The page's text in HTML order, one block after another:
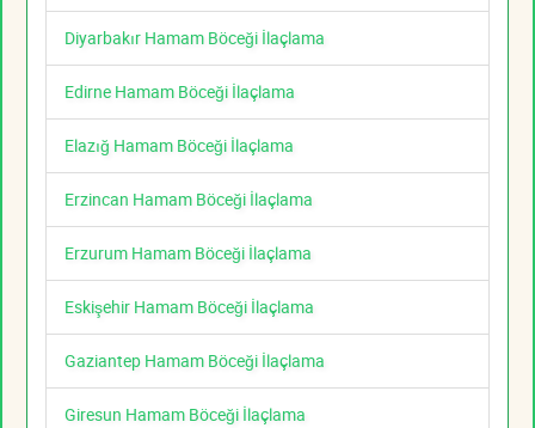
Diyarbakır Hamam Böceği İlaçlama
Edirne Hamam Böceği İlaçlama
Elazığ Hamam Böceği İlaçlama
Erzincan Hamam Böceği İlaçlama
Erzurum Hamam Böceği İlaçlama
Eskişehir Hamam Böceği İlaçlama
Gaziantep Hamam Böceği İlaçlama
Giresun Hamam Böceği İlaçlama